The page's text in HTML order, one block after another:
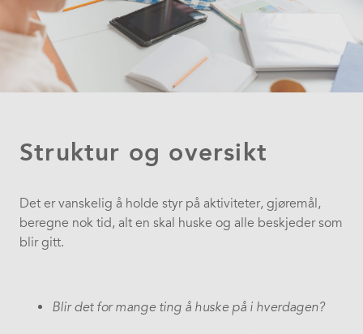
Struktur og oversikt
Det er vanskelig å holde styr på aktiviteter, gjøremål,
beregne nok tid, alt en skal huske og alle beskjeder som
blir gitt.
Blir det for mange ting å huske på i hverdagen?